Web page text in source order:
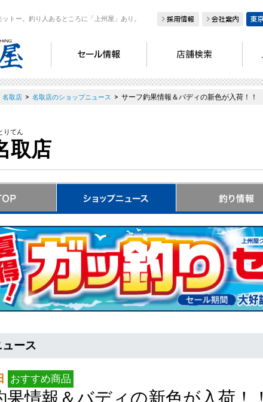
ットー。釣り人あるところに「上州屋」あり。
名取店 > 名取店のショップニュース > サーフ釣果情報＆バディの新色が入荷！！
りてん
取店
ース
おすすめ商品